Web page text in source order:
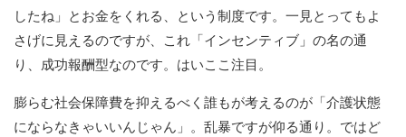
したね」とお金をくれる、という制度です。一見とってもよ
さげに見えるのですが、これ「インセンティブ」の名の通
り、成功報酬型なのです。はいここ注目。
膨らむ社会保障費を抑えるべく誰もが考えるのが「介護状態
にならなきゃいいんじゃん」。乱暴ですが仰る通り。ではど